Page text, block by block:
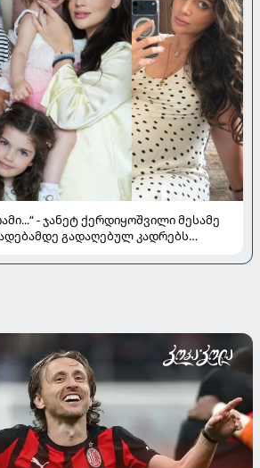
- ჯანეტ ქერდიყოშვილი მესამე
გადაღებულ კადრებს